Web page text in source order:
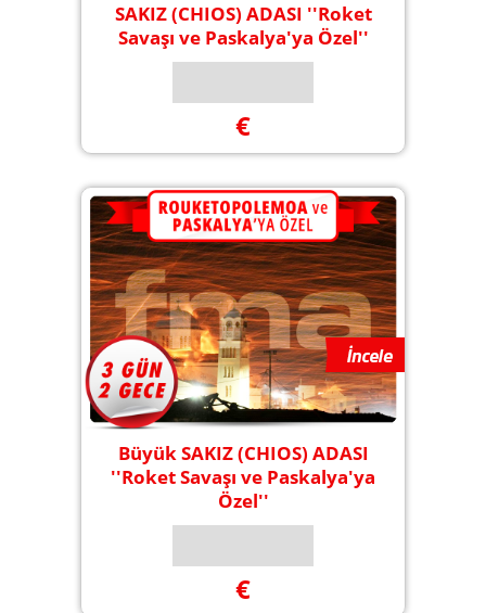
SAKIZ (CHIOS) ADASI ''Roket
Savaşı ve Paskalya'ya Özel''
€
Büyük SAKIZ (CHIOS) ADASI
''Roket Savaşı ve Paskalya'ya
Özel''
€